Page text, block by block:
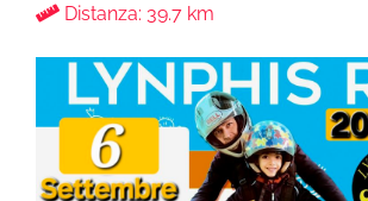
Distanza: 39.7 km